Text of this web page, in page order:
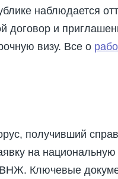
наблюдается
договор и
визу. Все о
получивший
на
Ключевые